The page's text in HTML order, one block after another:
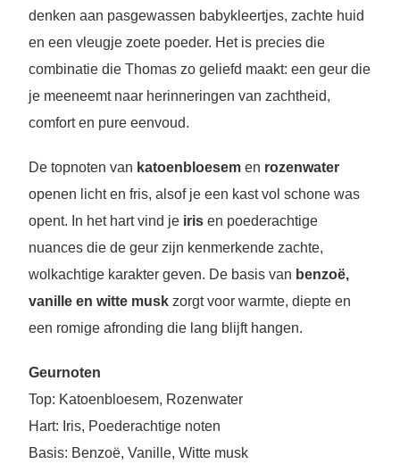
denken aan pasgewassen babykleertjes, zachte huid
en een vleugje zoete poeder. Het is precies die
combinatie die Thomas zo geliefd maakt: een geur die
je meeneemt naar herinneringen van zachtheid,
comfort en pure eenvoud.
De topnoten van katoenbloesemen rozenwater
openen licht en fris, alsof je een kast vol schone was
opent. In het hart vind je irisen poederachtige
nuances die de geur zijn kenmerkende zachte,
wolkachtige karakter geven. De basis van benzoë,
vanille en witte muskzorgt voor warmte, diepte en
een romige afronding die lang blijft hangen.
Geurnoten
Top: Katoenbloesem, Rozenwater
Hart: Iris, Poederachtige noten
Basis: Benzoë, Vanille, Witte musk